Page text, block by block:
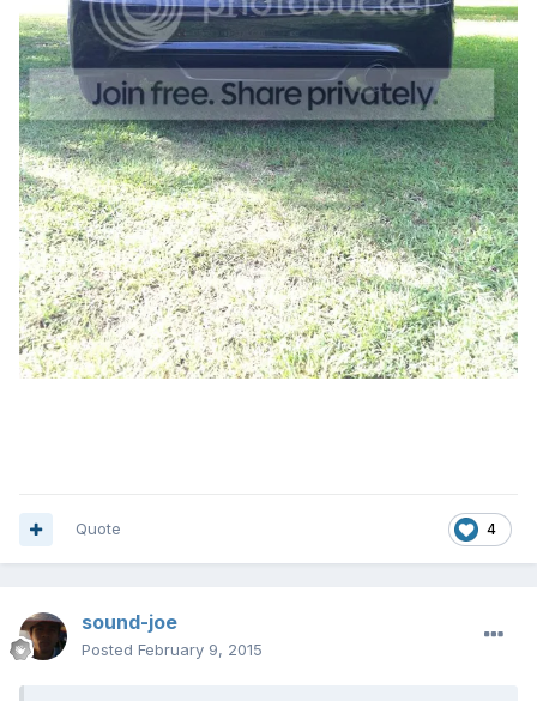
4
Quote
sound-joe
Posted February 9, 2015